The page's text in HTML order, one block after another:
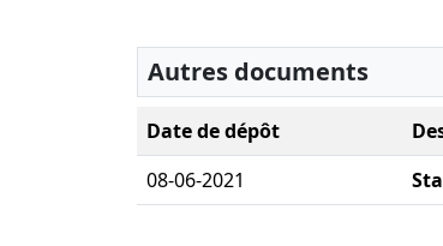
Autres documents
Date de dépôt
08-06-2021